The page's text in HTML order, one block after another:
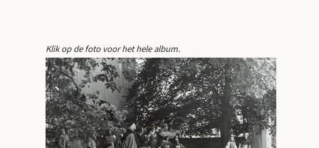
Klik op de foto voor het hele album.